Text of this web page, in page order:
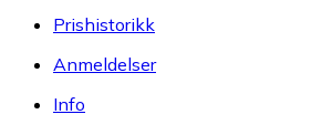
Prishistorikk
Anmeldelser
Info